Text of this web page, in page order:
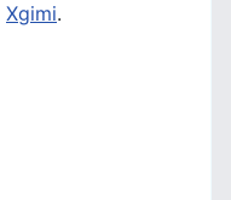
Xgimi.